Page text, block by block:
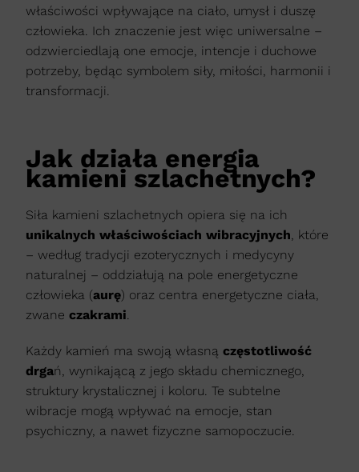
właściwości wpływające na ciało, umysł i duszę
człowieka. Ich znaczenie jest więc uniwersalne –
odzwierciedlają one emocje, intencje i duchowe
potrzeby, będąc symbolem siły, miłości, harmonii i
transformacji.
Jak działa energia
kamieni szlachetnych?
Siła kamieni szlachetnych opiera się na ich
unikalnych właściwościach wibracyjnych, które
– według tradycji ezoterycznych i medycyny
naturalnej – oddziałują na pole energetyczne
człowieka (aurę) oraz centra energetyczne ciała,
zwane czakrami.
Każdy kamień ma swoją własną częstotliwość
drgań, wynikającą z jego składu chemicznego,
struktury krystalicznej i koloru. Te subtelne
wibracje mogą wpływać na emocje, stan
psychiczny, a nawet fizyczne samopoczucie.